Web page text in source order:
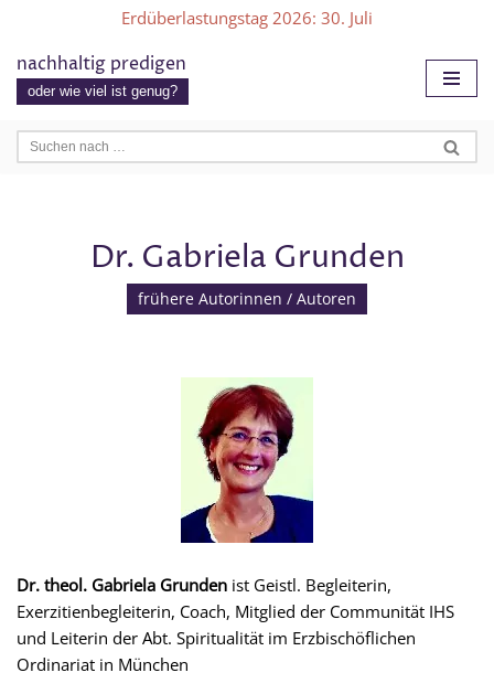
Zum
Inhalt
Erdüberlastungstag 2026: 30. Juli
nachhaltig predigen
oder wie viel ist genug?
Dr. Gabriela Grunden
frühere Autorinnen / Autoren
Dr. theol. Gabriela Grunden ist Geistl. Begleiterin,
Exerzitienbegleiterin, Coach, Mitglied der Communität IHS
und Leiterin der Abt. Spiritualität im Erzbischöflichen
Ordinariat in München